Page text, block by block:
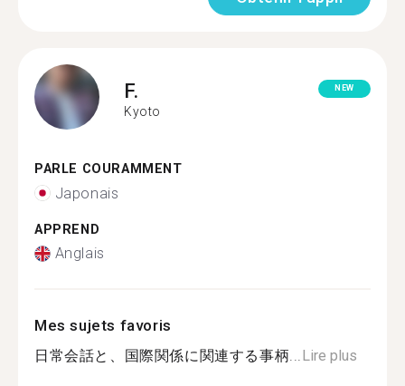
F.
Kyoto
NEW
PARLE COURAMMENT
Japonais
APPREND
Anglais
Mes sujets favoris
日常会話と、国際関係に関連する事柄...Lire plus